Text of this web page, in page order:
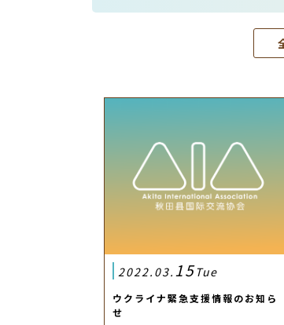
2022.03. 15Tue
ウクライナ緊急支援情報のお知ら
せ